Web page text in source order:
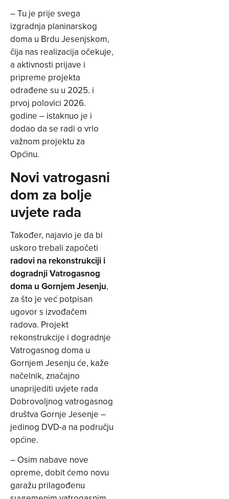
– Tu je prije svega
izgradnja planinarskog
doma u Brdu Jesenjskom,
čija nas realizacija očekuje,
a aktivnosti prijave i
pripreme projekta
odrađene su u 2025. i
prvoj polovici 2026.
godine – istaknuo je i
dodao da se radi o vrlo
važnom projektu za
Općinu.
Novi vatrogasni
dom za bolje
uvjete rada
Također, najavio je da bi
uskoro trebali započeti
radovi na rekonstrukciji i
dogradnji Vatrogasnog
doma u Gornjem Jesenju,
za što je već potpisan
ugovor s izvođačem
radova. Projekt
rekonstrukcije i dogradnje
Vatrogasnog doma u
Gornjem Jesenju će, kaže
načelnik, značajno
unaprijediti uvjete rada
Dobrovoljnog vatrogasnog
društva Gornje Jesenje –
jedinog DVD-a na području
općine.
– Osim nabave nove
opreme, dobit ćemo novu
garažu prilagođenu